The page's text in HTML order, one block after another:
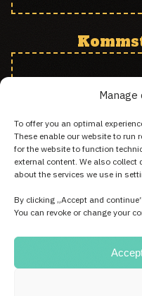
To offer you an optimal
These enable our website to run
for the website to function
external content. We also collect
about the services we use in
By clicking „Accept and
You can revoke or change your